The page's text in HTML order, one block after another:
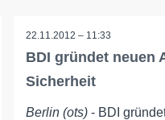
22.11.2012 – 11:33
BDI gründet neuen
Sicherheit
Berlin (ots) - BDI